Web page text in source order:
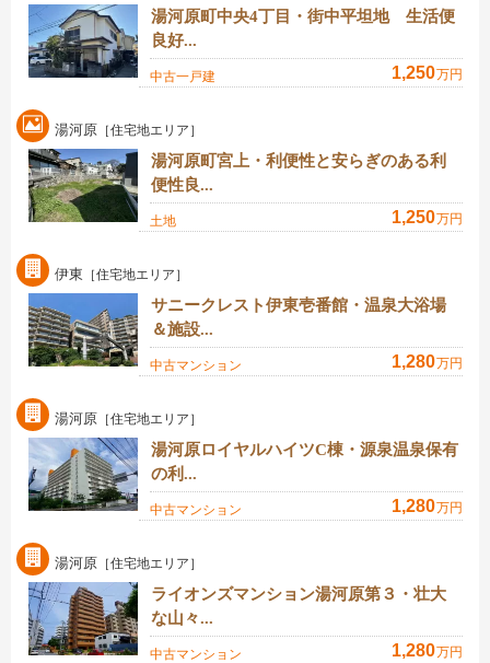
湯河原町中央4丁目・街中平坦地 生活便
良好...
中古一戸建 1,250万円
湯河原 ［住宅地エリア］
湯河原町宮上・利便性と安らぎのある利
便性良...
土地 1,250万円
伊東 ［住宅地エリア］
サニークレスト伊東壱番館・温泉大浴場
＆施設...
中古マンション 1,280万円
湯河原 ［住宅地エリア］
湯河原ロイヤルハイツC棟・源泉温泉保有
の利...
中古マンション 1,280万円
湯河原 ［住宅地エリア］
ライオンズマンション湯河原第３・壮大
な山々...
中古マンション 1,280万円